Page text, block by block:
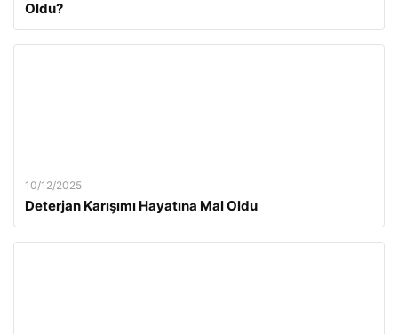
Oldu?
10/12/2025
Deterjan Karışımı Hayatına Mal Oldu